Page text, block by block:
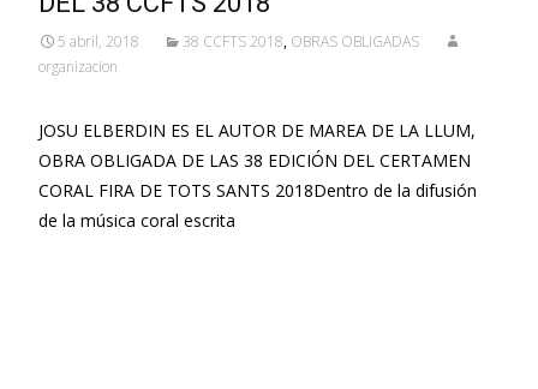
5 abril, 2018 38 CCFTS 2018, OBRAS OBLIGADAS
organizacion
JOSU ELBERDIN ES EL AUTOR DE MAREA DE LA LLUM,
OBRA OBLIGADA DE LAS 38 EDICIÓN DEL CERTAMEN
CORAL FIRA DE TOTS SANTS 2018Dentro de la difusión
de la música coral escrita